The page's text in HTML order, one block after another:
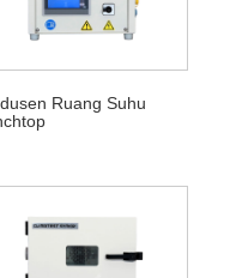
Ruang Suhu